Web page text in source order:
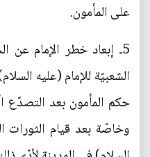
على المأمون.
5ـ إبعاد خطر الإمام عن
الشعبيّة للإمام (عليه
حكم المأمون بعد
وخاصّة بعد قيام الثورات